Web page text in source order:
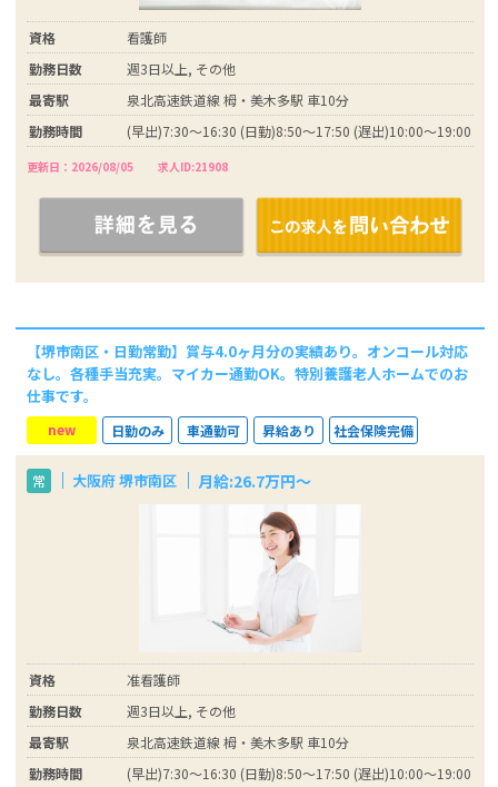
資格
看護師
勤務日数
週3日以上, その他
最寄駅
泉北高速鉄道線 栂・美木多駅 車10分
勤務時間
(早出)7:30～16:30 (日勤)8:50～17:50 (遅出)10:00～19:00
更新日：2026/08/05 求人ID:21908
【堺市南区・日勤常勤】賞与4.0ヶ月分の実績あり。オンコール対応
なし。各種手当充実。マイカー通勤OK。特別養護老人ホームでのお
仕事です。
new 日勤のみ 車通勤可 昇給あり 社会保険完備
常 大阪府 堺市南区 月給:26.7万円～
資格
准看護師
勤務日数
週3日以上, その他
最寄駅
泉北高速鉄道線 栂・美木多駅 車10分
勤務時間
(早出)7:30～16:30 (日勤)8:50～17:50 (遅出)10:00～19:00